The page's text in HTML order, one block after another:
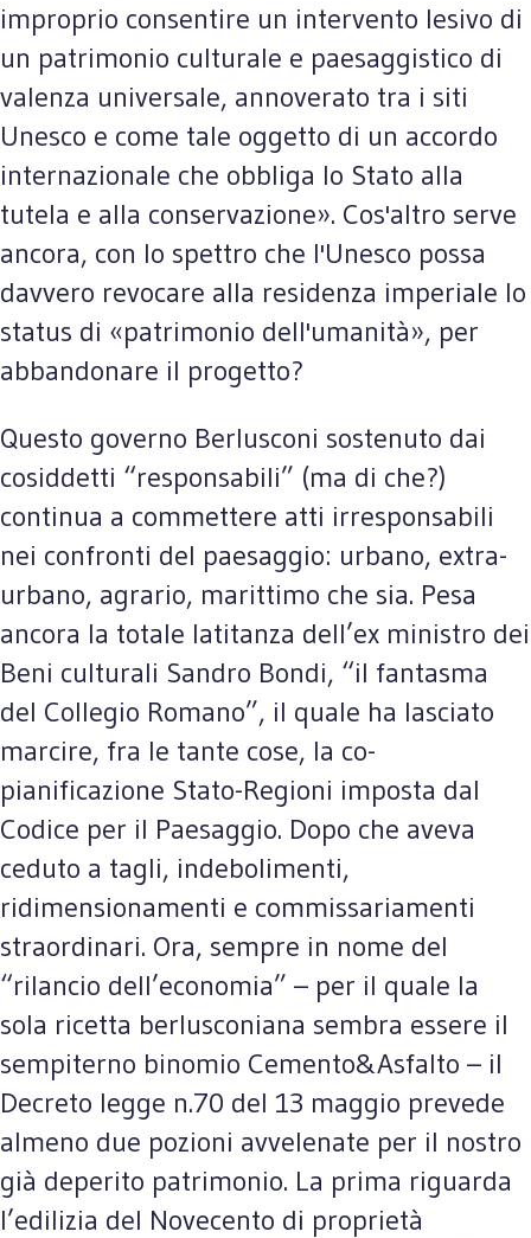
improprio consentire un intervento lesivo di
un patrimonio culturale e paesaggistico di
valenza universale, annoverato tra i siti
Unesco e come tale oggetto di un accordo
internazionale che obbliga lo Stato alla
tutela e alla conservazione». Cos'altro serve
ancora, con lo spettro che l'Unesco possa
davvero revocare alla residenza imperiale lo
status di «patrimonio dell'umanità», per
abbandonare il progetto?
Questo governo Berlusconi sostenuto dai
cosiddetti “responsabili” (ma di che?)
continua a commettere atti irresponsabili
nei confronti del paesaggio: urbano, extra-
urbano, agrario, marittimo che sia. Pesa
ancora la totale latitanza dell’ex ministro dei
Beni culturali Sandro Bondi, “il fantasma
del Collegio Romano”, il quale ha lasciato
marcire, fra le tante cose, la co-
pianificazione Stato-Regioni imposta dal
Codice per il Paesaggio. Dopo che aveva
ceduto a tagli, indebolimenti,
ridimensionamenti e commissariamenti
straordinari. Ora, sempre in nome del
“rilancio dell’economia” – per il quale la
sola ricetta berlusconiana sembra essere il
sempiterno binomio Cemento&Asfalto – il
Decreto legge n.70 del 13 maggio prevede
almeno due pozioni avvelenate per il nostro
già deperito patrimonio. La prima riguarda
l’edilizia del Novecento di proprietà